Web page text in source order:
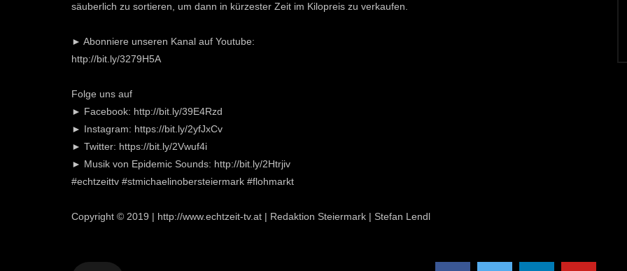
säuberlich zu sortieren, um dann in kürzester Zeit im Kilopreis zu verkaufen.
► Abonniere unseren Kanal auf Youtube:
http://bit.ly/3279H5A
Folge uns auf
► Facebook: http://bit.ly/39E4Rzd
► Instagram: https://bit.ly/2yfJxCv
► Twitter: https://bit.ly/2Vwuf4i
► Musik von Epidemic Sounds: http://bit.ly/2Htrjiv
#echtzeittv #stmichaelinobersteiermark #flohmarkt
Copyright © 2019 | http://www.echtzeit-tv.at | Redaktion Steiermark | Stefan Lendl